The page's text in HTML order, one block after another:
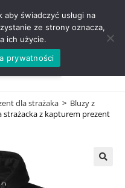
352 938
dla strażaka > Bluzy z
strażacka z kapturem prezent
świadczyć usługi na
ze strony oznacza,
ich użycie.
prywatności